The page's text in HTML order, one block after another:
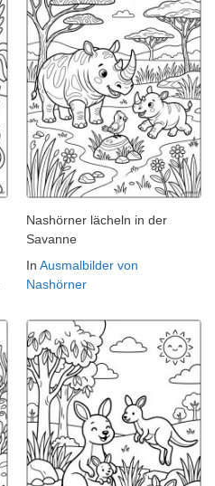
Nashörner lächeln in der
Savanne
In Ausmalbilder von
Nashörner